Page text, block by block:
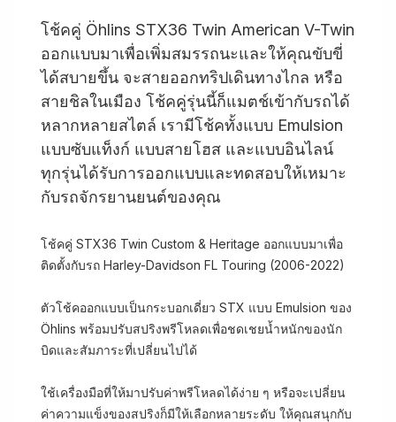
โช้คคู่ Öhlins STX36 Twin American V-Twin
ออกแบบมาเพื่อเพิ่มสมรรถนะและให้คุณขับขี่
ได้สบายขึ้น จะสายออกทริปเดินทางไกล หรือ
สายชิลในเมือง โช้คคู่รุ่นนี้ก็แมตช์เข้ากับรถได้
หลากหลายสไตล์ เรามีโช้คทั้งแบบ Emulsion
แบบซับแท็งก์ แบบสายโฮส และแบบอินไลน์
ทุกรุ่นได้รับการออกแบบและทดสอบให้เหมาะ
กับรถจักรยานยนต์ของคุณ
โช้คคู่ STX36 Twin Custom & Heritage ออกแบบมาเพื่อ
ติดตั้งกับรถ Harley-Davidson FL Touring (2006-2022)
ตัวโช้คออกแบบเป็นกระบอกเดี่ยว STX แบบ Emulsion ของ
Öhlins พร้อมปรับสปริงพรีโหลดเพื่อชดเชยน้ำหนักของนัก
บิดและสัมภาระที่เปลี่ยนไปได้
ใช้เครื่องมือที่ให้มาปรับค่าพรีโหลดได้ง่าย ๆ หรือจะเปลี่ยน
ค่าความแข็งของสปริงก็มีให้เลือกหลายระดับ ให้คุณสนุกกับ